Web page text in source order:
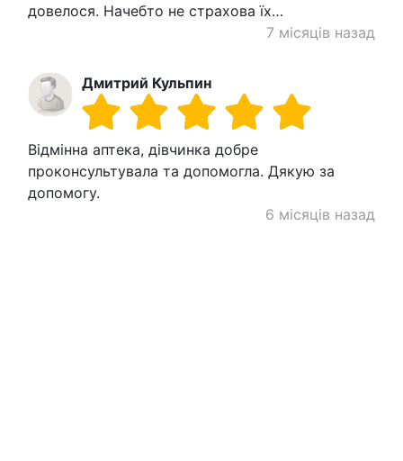
довелося. Начебто не страхова їх…
7 місяців назад
Дмитрий Кульпин
Відмінна аптека, дівчинка добре
проконсультувала та допомогла. Дякую за
допомогу.
6 місяців назад